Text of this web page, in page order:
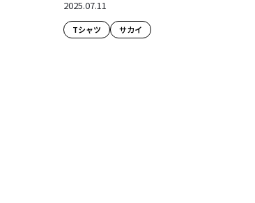
2025.07.11
Tシャツ サカイ